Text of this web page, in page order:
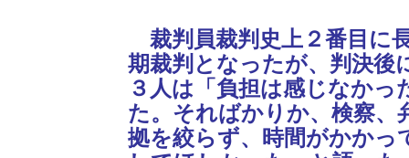
裁判員裁判史上２番目に
期裁判となったが、判決後
３人は「負担は感じなかっ
た。そればかりか、検察、
拠を絞らず、時間がかかっ